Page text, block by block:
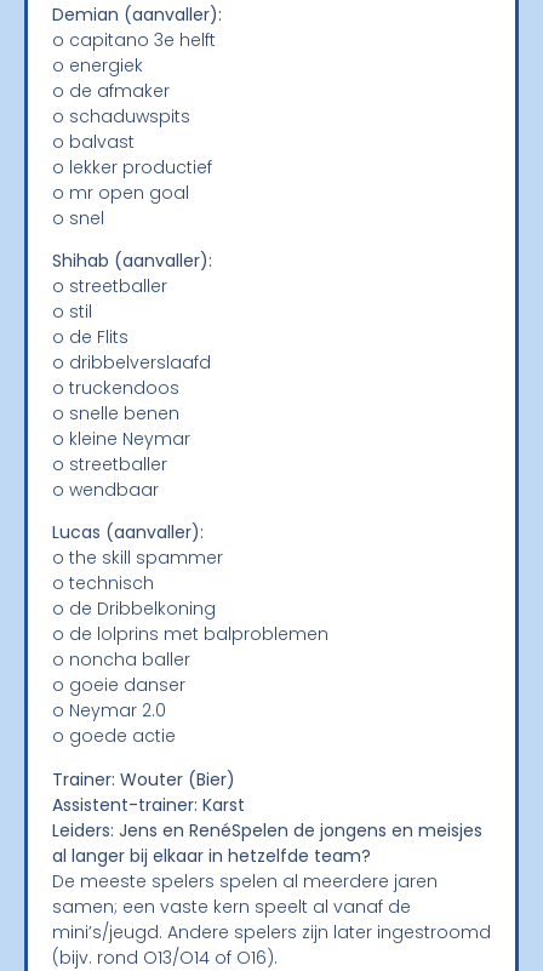
Demian (aanvaller):
o capitano 3e helft
o energiek
o de afmaker
o schaduwspits
o balvast
o lekker productief
o mr open goal
o snel
Shihab (aanvaller):
o streetballer
o stil
o de Flits
o dribbelverslaafd
o truckendoos
o snelle benen
o kleine Neymar
o streetballer
o wendbaar
Lucas (aanvaller):
o the skill spammer
o technisch
o de Dribbelkoning
o de lolprins met balproblemen
o noncha baller
o goeie danser
o Neymar 2.0
o goede actie
Trainer: Wouter (Bier)
Assistent-trainer: Karst
Leiders: Jens en RenéSpelen de jongens en meisjes
al langer bij elkaar in hetzelfde team?
De meeste spelers spelen al meerdere jaren
samen; een vaste kern speelt al vanaf de
mini’s/jeugd. Andere spelers zijn later ingestroomd
(bijv. rond O13/O14 of O16).